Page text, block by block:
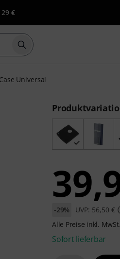
€
Suche mit Suchwort
Universal
-29%
UVP: 56,50 €
Alle Preise inkl. MwSt.
Sofort lieferbar